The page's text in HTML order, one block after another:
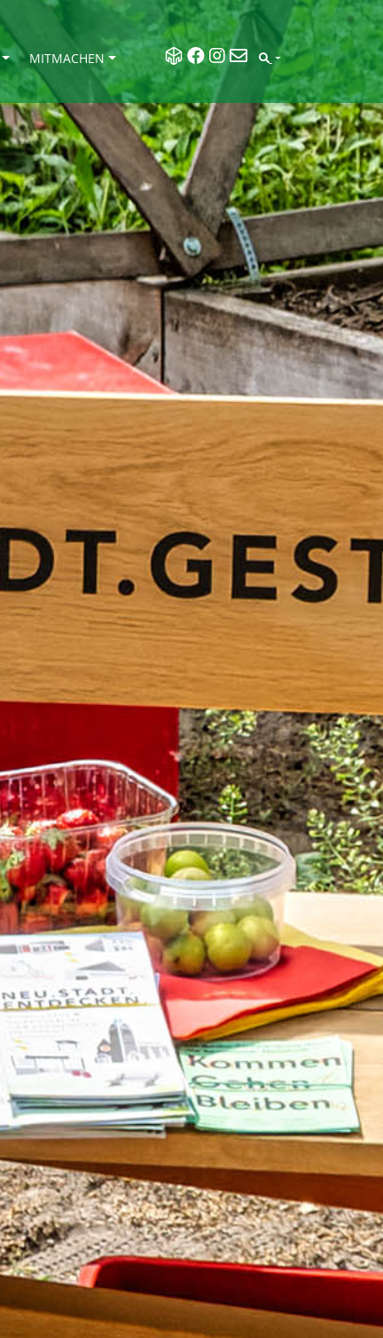
MITMACHEN SEARCH